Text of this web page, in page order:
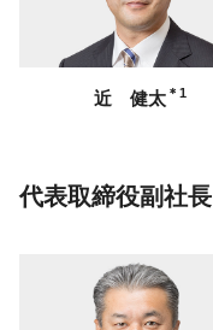
近 健太＊1
代表取締役副社長